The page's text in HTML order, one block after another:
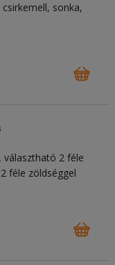
csirkemell sonka
választható 2 féle
féle zöldséggel